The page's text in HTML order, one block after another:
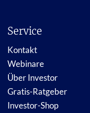
Service
Kontakt
Webinare
Über Investor
Gratis-Ratgeber
Investor-Shop